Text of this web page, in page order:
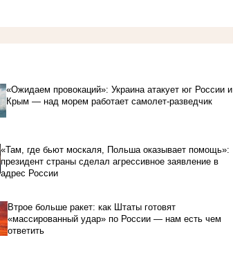
«Ожидаем провокаций»: Украина атакует юг России и
Крым — над морем работает самолет-разведчик
«Там, где бьют москаля, Польша оказывает помощь»:
президент страны сделал агрессивное заявление в
адрес России
Втрое больше ракет: как Штаты готовят
«массированный удар» по России — нам есть чем
ответить